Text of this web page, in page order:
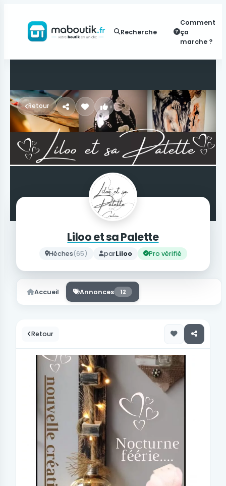
Recherche
Comment
ça
marche ?
Retour
Liloo et sa Palette
Hèches(65) parLiloo Pro vérifié
Accueil Annonces 12
Retour